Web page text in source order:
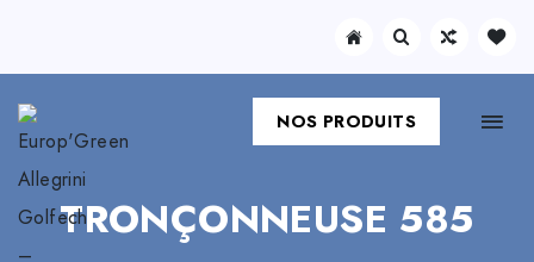
NOS PRODUITS
TRONÇONNEUSE 585